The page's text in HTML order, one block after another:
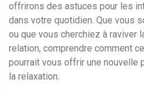
offrirons des astuces pour les
dans votre quotidien. Que vous
ou que vous cherchiez à raviver
relation, comprendre comment
pourrait vous offrir une nouvelle
la relaxation.